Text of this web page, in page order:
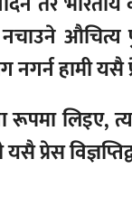
औचित्य
हामी यसै
लिइए,
प्रेस